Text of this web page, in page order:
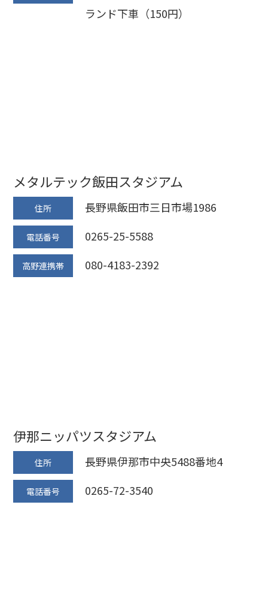
ランド下車（150円）
メタルテック飯田スタジアム
住所 長野県飯田市三日市場1986
電話番号 0265-25-5588
高野連携帯 080-4183-2392
伊那ニッパツスタジアム
住所 長野県伊那市中央5488番地4
電話番号 0265-72-3540